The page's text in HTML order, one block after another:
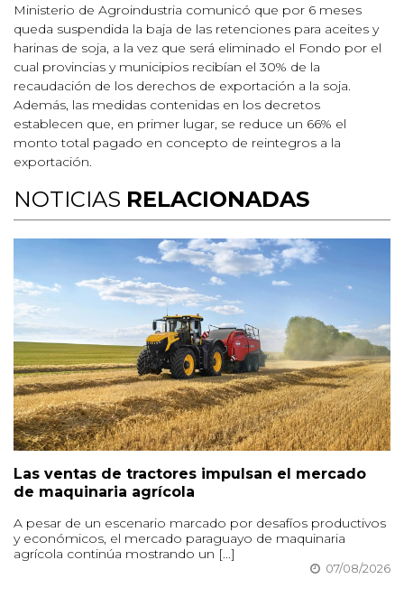
Ministerio de Agroindustria comunicó que por 6 meses
queda suspendida la baja de las retenciones para aceites y
harinas de soja, a la vez que será eliminado el Fondo por el
cual provincias y municipios recibían el 30% de la
recaudación de los derechos de exportación a la soja.
Además, las medidas contenidas en los decretos
establecen que, en primer lugar, se reduce un 66% el
monto total pagado en concepto de reintegros a la
exportación.
NOTICIAS RELACIONADAS
Las ventas de tractores impulsan el mercado
de maquinaria agrícola
A pesar de un escenario marcado por desafíos productivos
y económicos, el mercado paraguayo de maquinaria
agrícola continúa mostrando un [...]
07/08/2026